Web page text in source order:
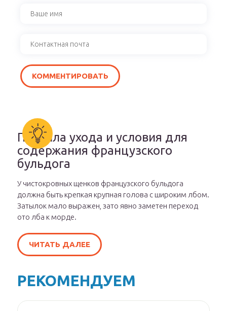
Правила ухода и условия для
содержания французского
бульдога
У чистокровных щенков французского бульдога
должна быть крепкая крупная голова с широким лбом.
Затылок мало выражен, зато явно заметен переход
ото лба к морде.
ЧИТАТЬ ДАЛЕЕ
РЕКОМЕНДУЕМ